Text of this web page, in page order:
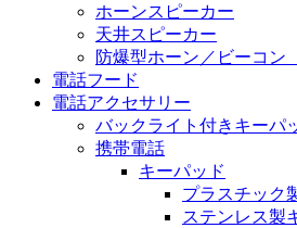
ホーンスピーカー
天井スピーカー
防爆型ホーン／ビーコン
電話フード
電話アクセサリー
バックライト付きキーパ
携帯電話
キーパッド
プラスチック
ステンレス製